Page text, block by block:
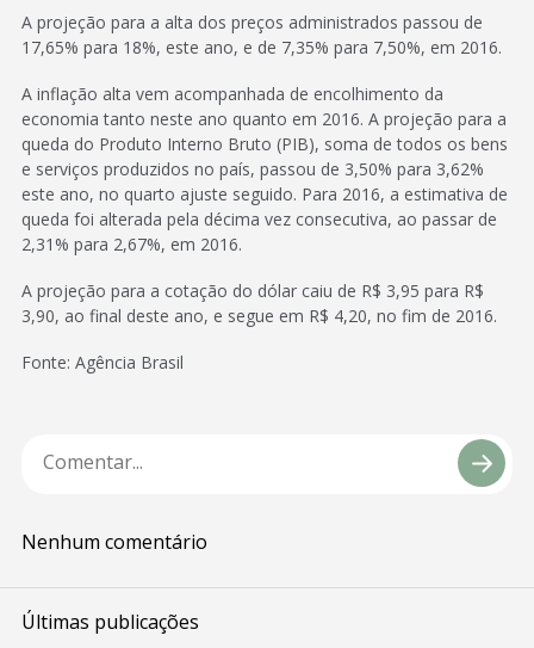
A projeção para a alta dos preços administrados passou de
17,65% para 18%, este ano, e de 7,35% para 7,50%, em 2016.
A inflação alta vem acompanhada de encolhimento da
economia tanto neste ano quanto em 2016. A projeção para a
queda do Produto Interno Bruto (PIB), soma de todos os bens
e serviços produzidos no país, passou de 3,50% para 3,62%
este ano, no quarto ajuste seguido. Para 2016, a estimativa de
queda foi alterada pela décima vez consecutiva, ao passar de
2,31% para 2,67%, em 2016.
A projeção para a cotação do dólar caiu de R$ 3,95 para R$
3,90, ao final deste ano, e segue em R$ 4,20, no fim de 2016.
Fonte: Agência Brasil
Nenhum comentário
Últimas publicações